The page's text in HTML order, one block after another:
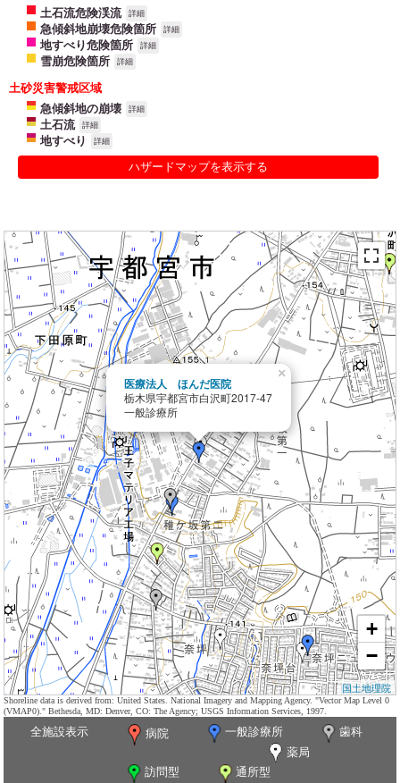
土石流危険渓流
詳細
急傾斜地崩壊危険箇所 詳細
地すべり危険箇所 詳細
雪崩危険箇所 詳細
土砂災害警戒区域
急傾斜地の崩壊
詳細
土石流 詳細
地すべり 詳細
ハザードマップを表示する
医療法人 ほんだ医院
栃木県宇都宮市白沢町2017-47
一般診療所
×
+
−
国土地理院
Shoreline data is derived from: United States. National Imagery and Mapping Agency. "Vector Map Level 0
(VMAP0)." Bethesda, MD: Denver, CO: The Agency; USGS Information Services, 1997.
全施設表示 病院 一般診療所
歯科
薬局
訪問型
通所型